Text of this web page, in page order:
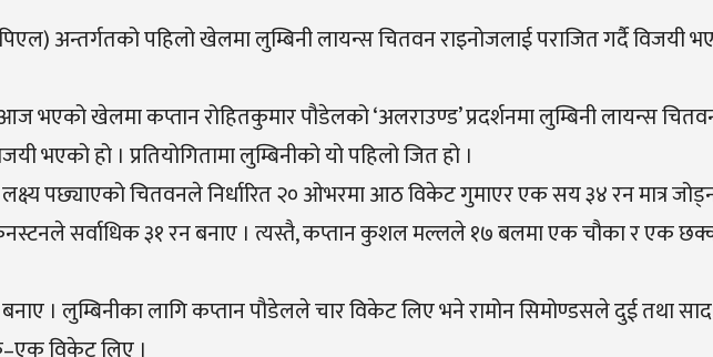
अन्तर्गतको पहिलो खेलमा लुम्बिनी लायन्स चितवन राइनोजलाई पराजित गर्दै विजयी
आज भएको खेलमा कप्तान रोहितकुमार पौडेलको ‘अलराउण्ड’ प्रदर्शनमा लुम्बिनी लायन्स
भएको हो । प्रतियोगितामा लुम्बिनीको यो पहिलो जित हो ।
पछ्याएको चितवनले निर्धारित २० ओभरमा आठ विकेट गुमाएर एक सय ३४ रन मात्र
सर्वाधिक ३१ रन बनाए । त्यस्तै, कप्तान कुशल मल्लले १७ बलमा एक चौका र एक
बनाए । लुम्बिनीका लागि कप्तान पौडेलले चार विकेट लिए भने रामोन सिमोण्डसले दुई तथा